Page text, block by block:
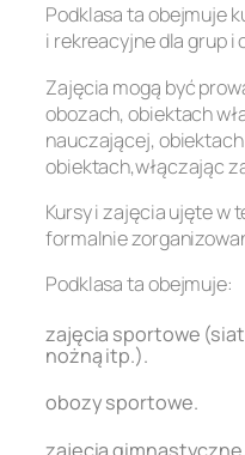
Podklasa ta obejmuje
i rekreacyjne dla grup i
Zajęcia mogą być
obozach, obiektach
nauczającej,
obiektach,włączając
Kursy i zajęcia ujęte w
formalnie
Podklasa ta obejmuje:
zajęcia sportowe
nożną itp.).
obozy sportowe.